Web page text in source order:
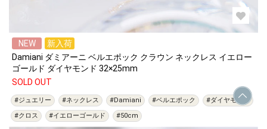
NEW
新入荷
Damiani ダミアーニ ベルエポック クラウン ネックレス イエロー
ゴールド ダイヤモンド 32×25mm
SOLD OUT
#ジュエリー #ネックレス #Damiani #ベルエポック
#ダイヤモンド
#クロス
#イエローゴールド #50cm